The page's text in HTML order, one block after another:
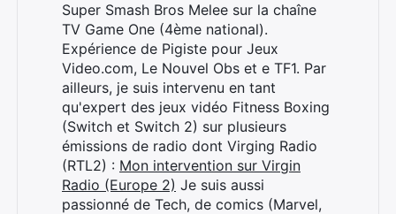
Super Smash Bros Melee sur la chaîne
TV Game One (4ème national).
Expérience de Pigiste pour Jeux
Video.com, Le Nouvel Obs et e TF1. Par
ailleurs, je suis intervenu en tant
qu'expert des jeux vidéo Fitness Boxing
(Switch et Switch 2) sur plusieurs
émissions de radio dont Virging Radio
(RTL2) : Mon intervention sur Virgin
Radio (Europe 2) Je suis aussi
passionné de Tech, de comics (Marvel,